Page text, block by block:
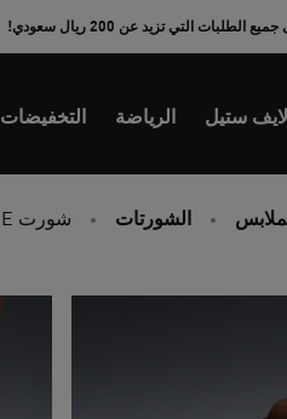
التي تزيد عن 200 ريال سعودي!
لايف ستيل الرياضة التخفيضات
الشورتات شورت PUMA x HYROX PWRMODE بطول 5 بوصة للرجال